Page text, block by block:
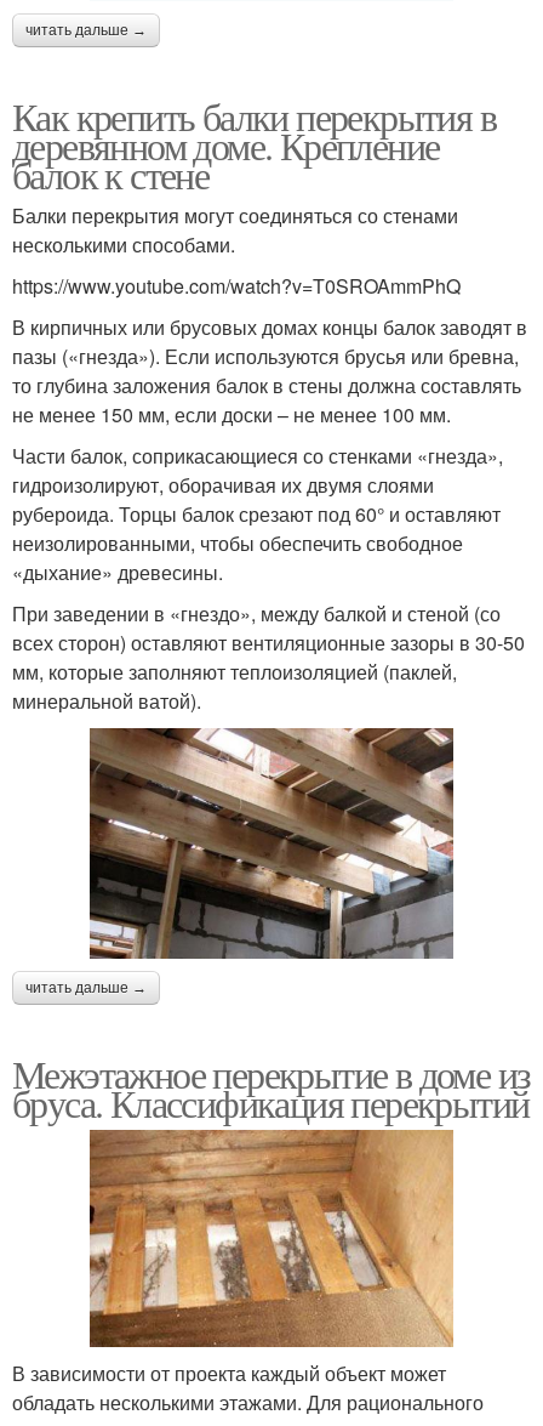
читать дальше →
Как крепить балки перекрытия в
деревянном доме. Крепление
балок к стене
Балки перекрытия могут соединяться со стенами
несколькими способами.
https://www.youtube.com/watch?v=T0SROAmmPhQ
В кирпичных или брусовых домах концы балок заводят в
пазы («гнезда»). Если используются брусья или бревна,
то глубина заложения балок в стены должна составлять
не менее 150 мм, если доски – не менее 100 мм.
Части балок, соприкасающиеся со стенками «гнезда»,
гидроизолируют, оборачивая их двумя слоями
рубероида. Торцы балок срезают под 60° и оставляют
неизолированными, чтобы обеспечить свободное
«дыхание» древесины.
При заведении в «гнездо», между балкой и стеной (со
всех сторон) оставляют вентиляционные зазоры в 30-50
мм, которые заполняют теплоизоляцией (паклей,
минеральной ватой).
читать дальше →
Межэтажное перекрытие в доме из
бруса. Классификация перекрытий
В зависимости от проекта каждый объект может
обладать несколькими этажами. Для рационального